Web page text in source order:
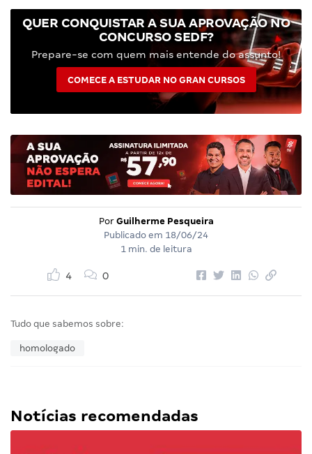
QUER CONQUISTAR A SUA APROVAÇÃO NO
CONCURSO SEDF?
Prepare-se com quem mais entende do assunto!
COMECE A ESTUDAR NO GRAN CURSOS
Por Guilherme Pesqueira
Publicado em 18/06/24
1 min. de leitura
4 0
Tudo que sabemos sobre:
homologado
Notícias recomendadas